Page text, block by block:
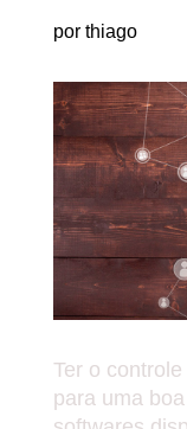
por thiago
Ter o
para uma